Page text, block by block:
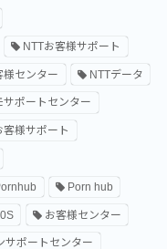
NTTお客様サポート
様センター NTTデータ
サポートセンター
客様サポート
Porn hub
お客様センター
サポートセンター